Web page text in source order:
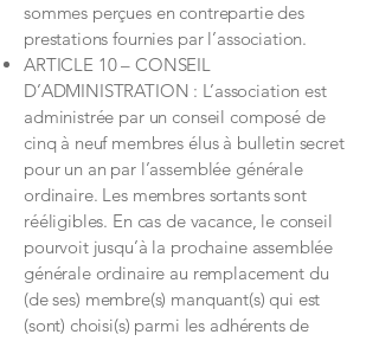
sommes perçues en contrepartie des
prestations fournies par l’association.
ARTICLE 10 – CONSEIL
D’ADMINISTRATION : L’association est
administrée par un conseil composé de
cinq à neuf membres élus à bulletin secret
pour un an par l’assemblée générale
ordinaire. Les membres sortants sont
rééligibles. En cas de vacance, le conseil
pourvoit jusqu’à la prochaine assemblée
générale ordinaire au remplacement du
(de ses) membre(s) manquant(s) qui est
(sont) choisi(s) parmi les adhérents de